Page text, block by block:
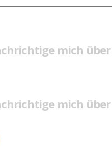
mich
mich